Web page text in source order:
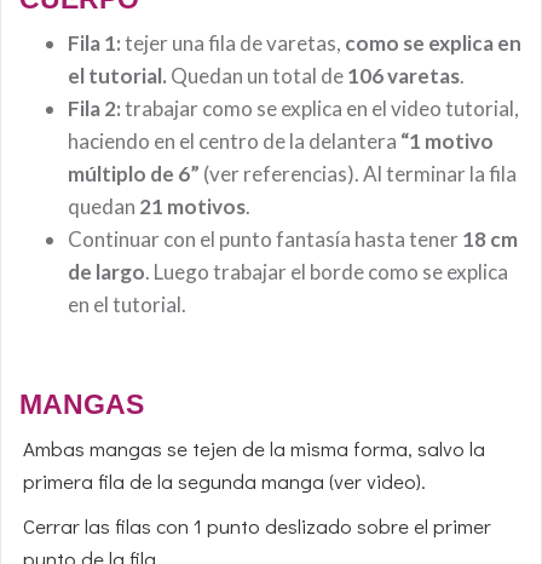
Fila 1:tejer una fila de varetas, como se explica en
el tutorial. Quedan un total de106 varetas.
Fila 2:trabajar como se explica en el video tutorial,
haciendo en el centro de la delantera “1 motivo
múltiplo de 6” (ver referencias). Al terminar la fila
quedan 21 motivos.
Continuar con el punto fantasía hasta tener18 cm
de largo. Luego trabajar el borde como se explica
en el tutorial.
MANGAS
Ambas mangas se tejen de la misma forma, salvo la
primera fila de la segunda manga (ver video).
Cerrar las filas con 1 punto deslizado sobre el primer